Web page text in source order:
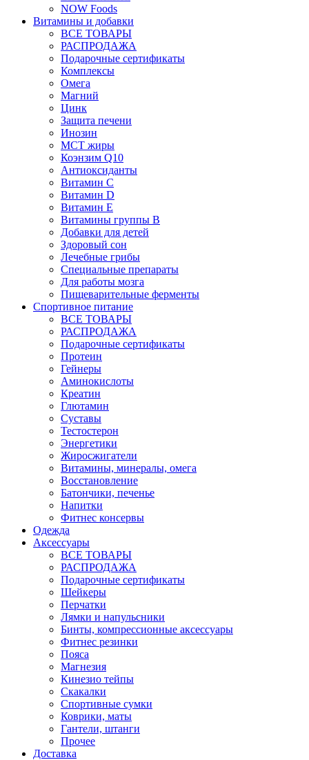
NOW Foods
Витамины и добавки
ВСЕ ТОВАРЫ
РАСПРОДАЖА
Подарочные сертификаты
Комплексы
Омега
Магний
Цинк
Защита печени
Инозин
МСТ жиры
Коэнзим Q10
Антиоксиданты
Витамин С
Витамин D
Витамин Е
Витамины группы B
Добавки для детей
Здоровый сон
Лечебные грибы
Специальные препараты
Для работы мозга
Пищеварительные ферменты
Спортивное питание
ВСЕ ТОВАРЫ
РАСПРОДАЖА
Подарочные сертификаты
Протеин
Гейнеры
Аминокислоты
Креатин
Глютамин
Суставы
Тестостерон
Энергетики
Жиросжигатели
Витамины, минералы, омега
Восстановление
Батончики, печенье
Напитки
Фитнес консервы
Одежда
Аксессуары
ВСЕ ТОВАРЫ
РАСПРОДАЖА
Подарочные сертификаты
Шейкеры
Перчатки
Лямки и напульсники
Бинты, компрессионные аксессуары
Фитнес резинки
Пояса
Магнезия
Кинезио тейпы
Скакалки
Спортивные сумки
Коврики, маты
Гантели, штанги
Прочее
Доставка